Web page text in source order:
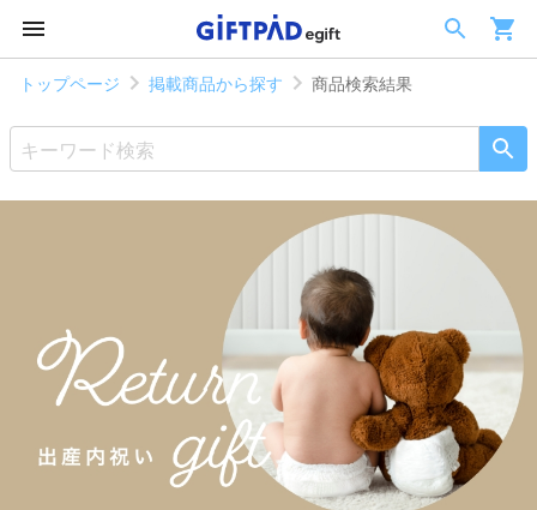
トップページ 掲載商品から探す 商品検索結果